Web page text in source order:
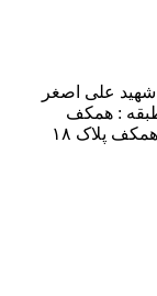
علی اصغر
پلاک ۱۸